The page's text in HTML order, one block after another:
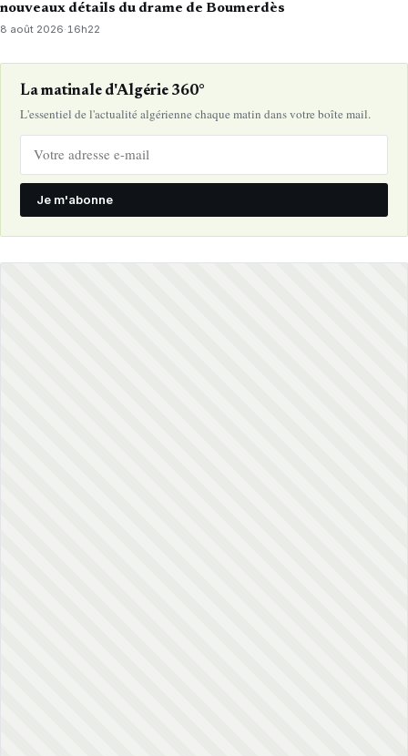
nouveaux détails du drame de Boumerdès
8 août 2026·16h22
La matinale d'Algérie 360°
L'essentiel de l'actualité algérienne chaque matin dans votre boîte mail.
Je m'abonne